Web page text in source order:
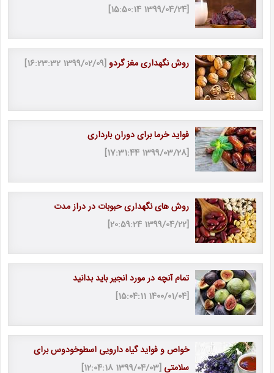
[1399/04/24 15:50:14]
روش نگهداری مغز گردو[1399/02/09 16:23:32]
فواید خرما برای دوران بارداری
[1399/03/28 17:31:44]
روش های نگهداری حبوبات در دراز مدت
[1399/04/22 20:59:24]
تمام آنچه در مورد انجیر باید بدانید
[1400/01/04 15:04:11]
خواص و فواید گیاه دارویی اسطوخودوس برای
سلامتی [1399/04/03 12:04:18]